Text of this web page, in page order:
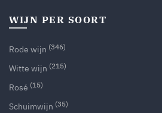
WIJN PER SOORT
Rode wijn (346)
Witte wijn (215)
Rosé (15)
Schuimwijn (35)